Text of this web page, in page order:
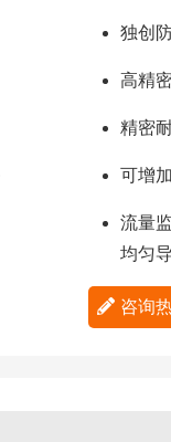
独创
高精
精密
可增
流量
均匀
咨询